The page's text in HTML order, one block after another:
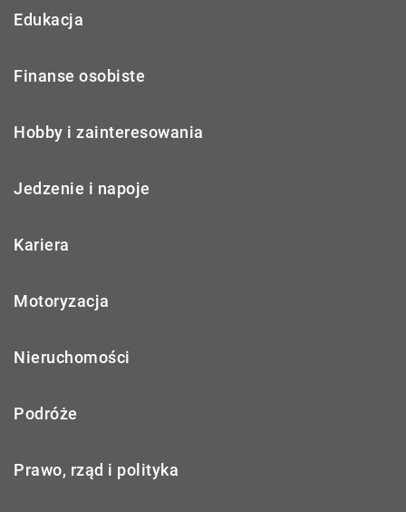
Edukacja
Finanse osobiste
Hobby i zainteresowania
Jedzenie i napoje
Kariera
Motoryzacja
Nieruchomości
Podróże
Prawo, rząd i polityka